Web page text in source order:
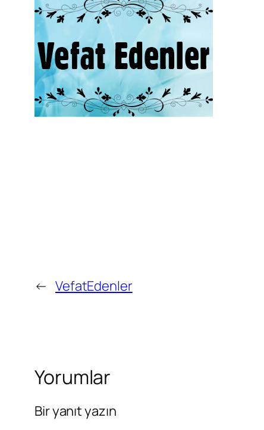
← VefatEdenler
Yorumlar
Bir yanıt yazın